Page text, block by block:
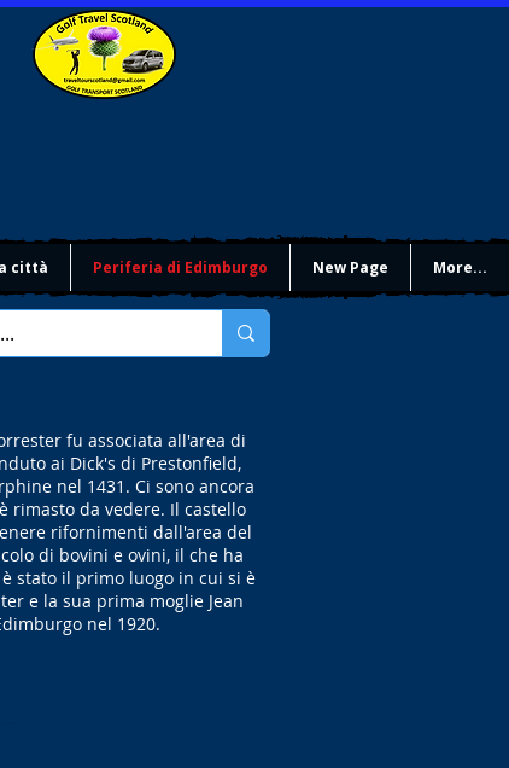
città Periferia di Edimburgo New Page More...
fu associata all'area di
ai Dick's di Prestonfield,
nel 1431. Ci sono ancora
rimasto da vedere. Il castello
rifornimenti dall'area del
di bovini e ovini, il che ha
stato il primo luogo in cui si è
e la sua prima moglie Jean
nel 1920.